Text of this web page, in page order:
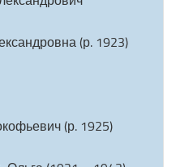
(р. 1923)
(р. 1925)